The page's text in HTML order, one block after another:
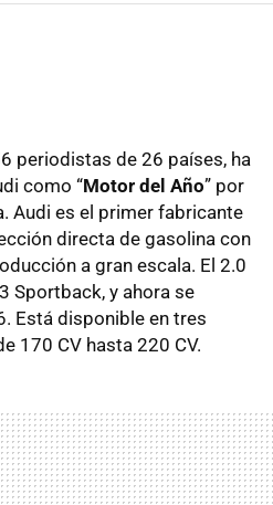
periodistas de 26 países, ha
como “Motor del Año” por
Audi es el primer fabricante
directa de gasolina con
a gran escala. El 2.0
Sportback, y ahora se
Está disponible en tres
170 CV hasta 220 CV.